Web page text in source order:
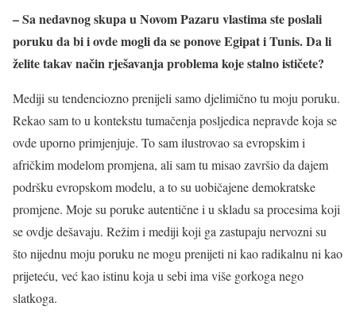
– Sa nedavnog skupa u Novom Pazaru vlastima ste poslali
poruku da bi i ovde mogli da se ponove Egipat i Tunis. Da li
želite takav način rješavanja problema koje stalno ističete?
Mediji su tendenciozno prenijeli samo djelimično tu moju poruku.
Rekao sam to u kontekstu tumačenja posljedica nepravde koja se
ovde uporno primjenjuje. To sam ilustrovao sa evropskim i
afričkim modelom promjena, ali sam tu misao završio da dajem
podršku evropskom modelu, a to su uobičajene demokratske
promjene. Moje su poruke autentične i u skladu sa procesima koji
se ovdje dešavaju. Režim i mediji koji ga zastupaju nervozni su
što nijednu moju poruku ne mogu prenijeti ni kao radikalnu ni kao
prijeteću, već kao istinu koja u sebi ima više gorkoga nego
slatkoga.